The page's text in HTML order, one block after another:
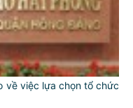
về việc lựa chọn tổ chức